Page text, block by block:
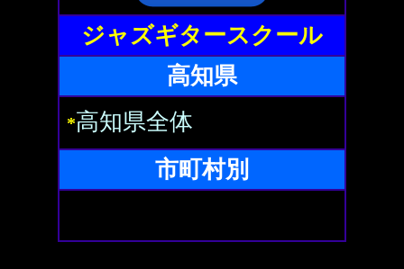
ジャズギタースクール
高知県
*高知県全体
市町村別